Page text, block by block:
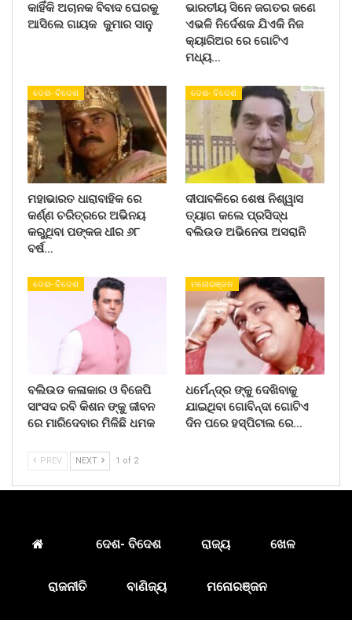
କାହିଁକି ଅଚାନକ ବିବାଦ ଘେରକୁ
ଆସିଲେ ଗାୟକ କୁମାର ସାନୁ
ଭାରତୀୟ ସିନେ ଜଗତର ଜଣେ
ଏଭଳି ନିର୍ଦେଶକ ଯିଏକି ନିଜ
କ୍ୟାରିଅର ରେ ଗୋଟିଏ
ମଧ୍ୟ…
ଦେଶ- ବିଦେଶ
ମହାଭାରତ ଧାରାବାହିକ ରେ
କର୍ଣ୍ଣ ଚରିତ୍ରରେ ଅଭିନୟ
କରୁଥିବା ପଙ୍କଜ ଧୀର ୬୮
ବର୍ଷ…
ଦେଶ- ବିଦେଶ
ଦୀପାବଳିରେ ଶେଷ ନିଶ୍ୱାସ
ତ୍ୟାଗ କଲେ ପ୍ରସିଦ୍ଧ
ବଲିଉଡ ଅଭିନେତା ଅସରାନି
ଦେଶ- ବିଦେଶ
ବଲିଉଡ କଳାକାର ଓ ବିଜେପି
ସାଂସଦ ରବି କିଶନ ଙ୍କୁ ଜୀବନ
ରେ ମାରିଦେବାର ମିଳିଛି ଧମକ
ମନୋରଞ୍ଜନ
ଧର୍ମେନ୍ଦ୍ର ଙ୍କୁ ଦେଖିବାକୁ
ଯାଇଥିବା ଗୋବିନ୍ଦା ଗୋଟିଏ
ଦିନ ପରେ ହସ୍ପିଟାଲ ରେ…
PREV NEXT 1 of 2
ଦେଶ- ବିଦେଶ ରାଜ୍ୟ ଖେଳ
ରାଜନୀତି ବାଣିଜ୍ୟ ମନୋରଞ୍ଜନ